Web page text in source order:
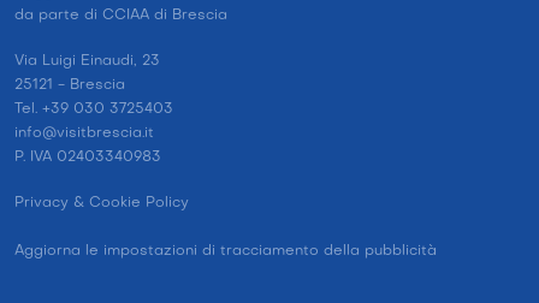
da parte di CCIAA di Brescia
Via Luigi Einaudi, 23
25121 - Brescia
Tel. +39 030 3725403
info@visitbrescia.it
P. IVA 02403340983
Privacy & Cookie Policy
Aggiorna le impostazioni di tracciamento della pubblicità